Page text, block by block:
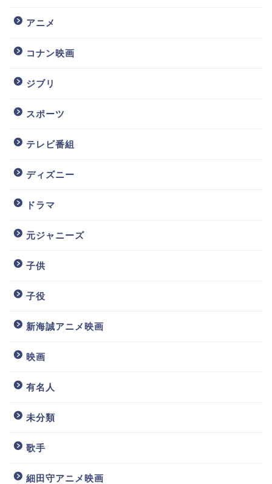
アニメ
コナン映画
ジブリ
スポーツ
テレビ番組
ディズニー
ドラマ
元ジャニーズ
子供
子役
新海誠アニメ映画
映画
有名人
未分類
歌手
細田守アニメ映画